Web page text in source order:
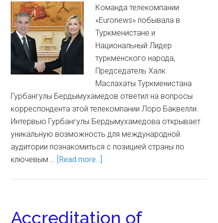
Команда телекомпании
«Euronews» побывала в
Туркменистане и
Национальный Лидер
туркменского народа,
Председатель Халк
Маслахаты Туркменистана
Гурбангулы Бердымухамедов ответил на вопросы
корреспондента этой телекомпании Лоро Баквелли.
Интервью Гурбангулы Бердымухамедова открывает
уникальную возможность для международной
аудитории познакомиться с позицией страны по
ключевым … [Read more...]
Accreditation of